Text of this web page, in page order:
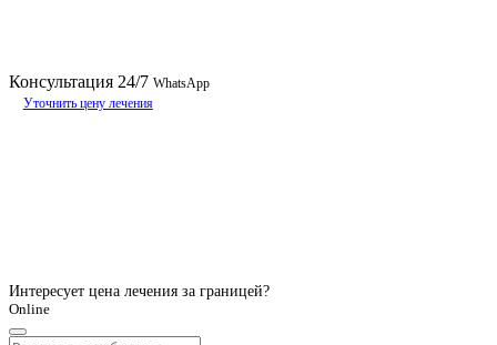
Консультация 24/7 WhatsApp
Уточнить цену лечения
Интересует цена лечения за границей?
Online